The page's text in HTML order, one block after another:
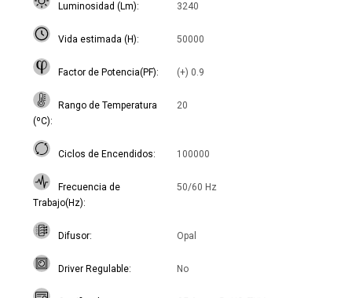
Luminosidad (Lm) 3240
Vida estimada (H) 50000
Factor de Potencia(PF) (+) 0.9
Rango de Temperatura
(ºC)
20
Ciclos de Encendidos 100000
Frecuencia de
Trabajo(Hz)
50/60 Hz
Difusor Opal
Driver Regulable No